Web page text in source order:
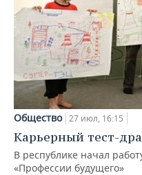
Общество 27 июл, 16:15
Карьерный тест-
В республике начал
«Профессии будущего»